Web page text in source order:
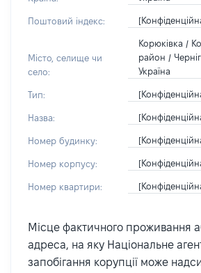
Поштовий індекс:
Місто, селище чи
село:
Корюківка /
район /
Україна
Тип:
Назва:
Номер будинку:
Номер корпусу:
Номер квартири:
Місце фактичного проживання
адреса, на яку Національне
запобігання корупції може